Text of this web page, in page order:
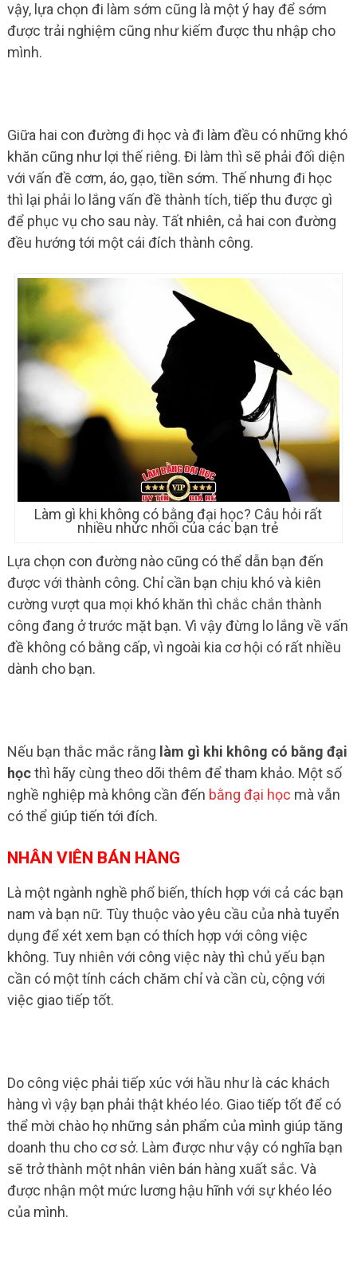
vậy, lựa chọn đi làm sớm cũng là một ý hay để sớm
được trải nghiệm cũng như kiếm được thu nhập cho
mình.
Giữa hai con đường đi học và đi làm đều có những khó
khăn cũng như lợi thế riêng. Đi làm thì sẽ phải đối diện
với vấn đề cơm, áo, gạo, tiền sớm. Thế nhưng đi học
thì lại phải lo lắng vấn đề thành tích, tiếp thu được gì
để phục vụ cho sau này. Tất nhiên, cả hai con đường
đều hướng tới một cái đích thành công.
Làm gì khi không có bằng đại học? Câu hỏi rất
nhiều nhức nhối của các bạn trẻ
Lựa chọn con đường nào cũng có thể dẫn bạn đến
được với thành công. Chỉ cần bạn chịu khó và kiên
cường vượt qua mọi khó khăn thì chắc chắn thành
công đang ở trước mặt bạn. Vì vậy đừng lo lắng về vấn
đề không có bằng cấp, vì ngoài kia cơ hội có rất nhiều
dành cho bạn.
Nếu bạn thắc mắc rằng làm gì khi không có bằng đại
họcthì hãy cùng theo dõi thêm để tham khảo. Một số
nghề nghiệp mà không cần đến bằng đại học mà vẫn
có thể giúp tiến tới đích.
NHÂN VIÊN BÁN HÀNG
Là một ngành nghề phổ biến, thích hợp với cả các bạn
nam và bạn nữ. Tùy thuộc vào yêu cầu của nhà tuyển
dụng để xét xem bạn có thích hợp với công việc
không. Tuy nhiên với công việc này thì chủ yếu bạn
cần có một tính cách chăm chỉ và cần cù, cộng với
việc giao tiếp tốt.
Do công việc phải tiếp xúc với hầu như là các khách
hàng vì vậy bạn phải thật khéo léo. Giao tiếp tốt để có
thể mời chào họ những sản phẩm của mình giúp tăng
doanh thu cho cơ sở. Làm được như vậy có nghĩa bạn
sẽ trở thành một nhân viên bán hàng xuất sắc. Và
được nhận một mức lương hậu hĩnh với sự khéo léo
của mình.